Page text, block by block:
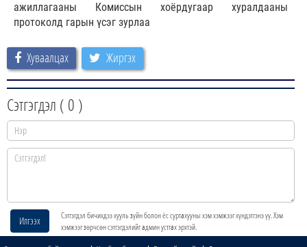
ажиллагааны Комиссын хоёрдугаар хуралдааны
протоколд гарын үсэг зурлаа
Хуваалцах Жиргэх
Сэтгэгдэл ( 0 )
Илгээх
Сэтгэгдэл бичихдээ хууль зүйн болон ёс суртахууны хэм хэмжээг хүндэтгэнэ үү. Хэм
хэмжээг зөрчсөн сэтгэгдэлийг админ устгах эрхтэй.